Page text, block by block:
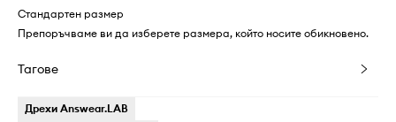
Стандартен размер
Препоръчваме ви да изберете размера, който носите обикновено.
Тагове
Дрехи Answear.LAB